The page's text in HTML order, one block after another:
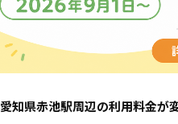
愛知県赤池駅周辺の利用料金が